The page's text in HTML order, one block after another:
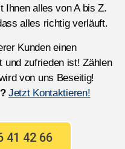
Ihnen alles von A bis Z.
alles richtig verläuft.
Kunden einen
und zufrieden ist! Zählen
von uns Beseitig!
Jetzt Kontaktieren!
41 42 66